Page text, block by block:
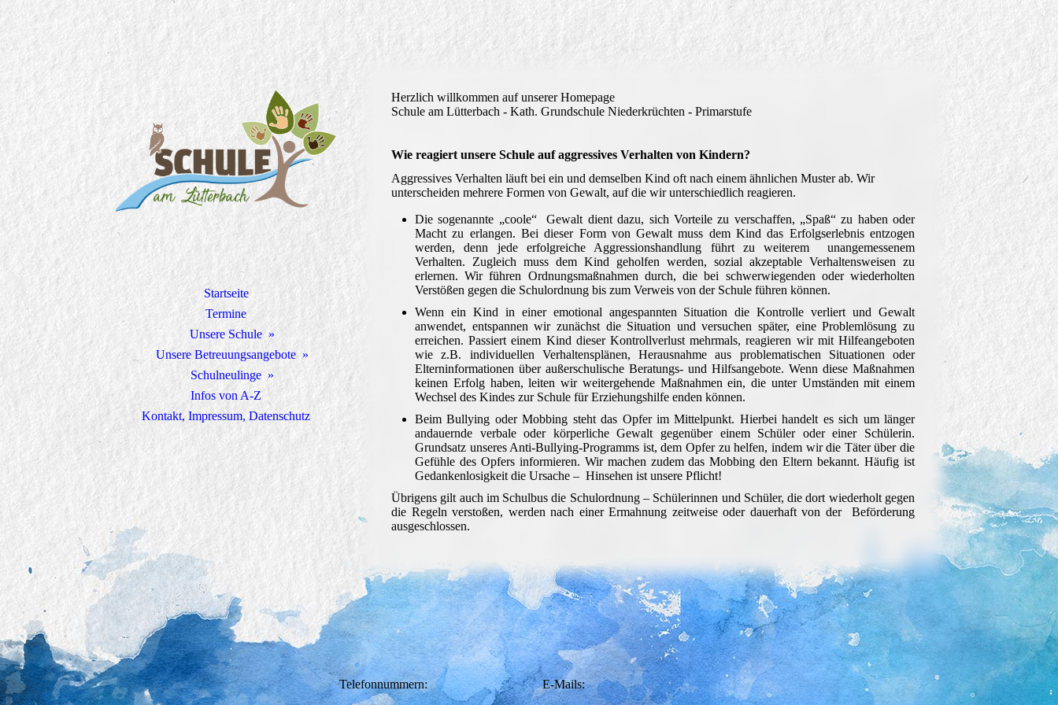
Startseite
Termine
Unsere Schule
Unsere Betreuungsangebote
Schulneulinge
Infos von A-Z
Kontakt, Impressum, Datenschutz
Herzlich willkommen auf unserer Homepage
Schule am Lütterbach - Kath. Grundschule Niederkrüchten - Primarstufe
Wie reagiert unsere Schule auf aggressives Verhalten von Kindern?
Aggressives Verhalten läuft bei ein und demselben Kind oft nach einem ähnlichen Muster ab. Wir
unterscheiden mehrere Formen von Gewalt, auf die wir unterschiedlich reagieren.
Die sogenannte „coole“ Gewalt dient dazu, sich Vorteile zu verschaffen, „Spaß“ zu haben oder
Macht zu erlangen. Bei dieser Form von Gewalt muss dem Kind das Erfolgserlebnis entzogen
werden, denn jede erfolgreiche Aggressionshandlung führt zu weiterem unangemessenem
Verhalten. Zugleich muss dem Kind geholfen werden, sozial akzeptable Verhaltensweisen zu
erlernen. Wir führen Ordnungsmaßnahmen durch, die bei schwerwiegenden oder wiederholten
Verstößen gegen die Schulordnung bis zum Verweis von der Schule führen können.
Wenn ein Kind in einer emotional angespannten Situation die Kontrolle verliert und Gewalt
anwendet, entspannen wir zunächst die Situation und versuchen später, eine Problemlösung zu
erreichen. Passiert einem Kind dieser Kontrollverlust mehrmals, reagieren wir mit Hilfeangeboten
wie z.B. individuellen Verhaltensplänen, Herausnahme aus problematischen Situationen oder
Elterninformationen über außerschulische Beratungs- und Hilfsangebote. Wenn diese Maßnahmen
keinen Erfolg haben, leiten wir weitergehende Maßnahmen ein, die unter Umständen mit einem
Wechsel des Kindes zur Schule für Erziehungshilfe enden können.
Beim Bullying oder Mobbing steht das Opfer im Mittelpunkt. Hierbei handelt es sich um länger
andauernde verbale oder körperliche Gewalt gegenüber einem Schüler oder einer Schülerin.
Grundsatz unseres Anti-Bullying-Programms ist, dem Opfer zu helfen, indem wir die Täter über die
Gefühle des Opfers informieren. Wir machen zudem das Mobbing den Eltern bekannt. Häufig ist
Gedankenlosigkeit die Ursache – Hinsehen ist unsere Pflicht!
Übrigens gilt auch im Schulbus die Schulordnung – Schülerinnen und Schüler, die dort wiederholt gegen
die Regeln verstoßen, werden nach einer Ermahnung zeitweise oder dauerhaft von der Beförderung
ausgeschlossen.
Telefonnummern:
E-Mails: